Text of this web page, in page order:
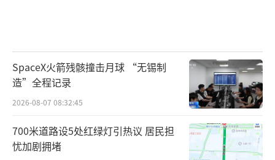
SpaceX火箭残骸撞击月球 “无锡制
造”全程记录
2026-08-07 08:32:45
700米道路设5处红绿灯引热议 居民担
忧加剧拥堵